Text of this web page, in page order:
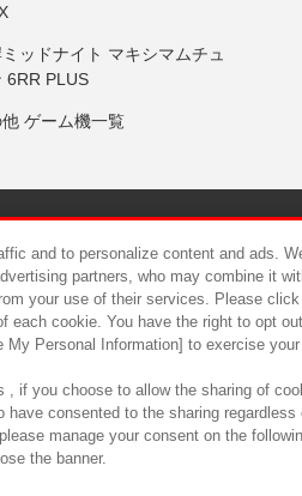
ッドナイト マキシマムチュ
6RR PLUS
ゲーム機一覧
について カスタマーハラスメント
and to personalize content and ads.
partners, who may combine it
your use of their services. Please click
each cookie. You have the right to opt
Personal Information] to exercise
, if you choose to allow the sharing of
have consented to the sharing regardless
manage your consent on the
the banner.